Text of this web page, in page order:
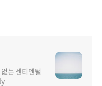
는 센티멘털